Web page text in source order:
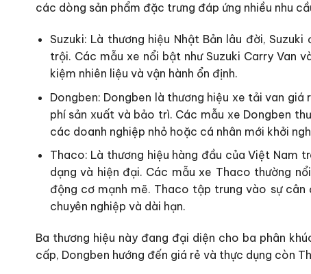
các dòng sản phẩm đặc trưng đáp ứng nhiều nhu
Suzuki: Là thương hiệu Nhật Bản lâu đời,
trội. Các mẫu xe nổi bật như Suzuki Carry Van
kiệm nhiên liệu và vận hành ổn định.
Dongben: Dongben là thương hiệu xe tải van
phí sản xuất và bảo trì. Các mẫu xe Dongben
các doanh nghiệp nhỏ hoặc cá nhân mới khởi
Thaco: Là thương hiệu hàng đầu của Việt Nam
dạng và hiện đại. Các mẫu xe Thaco thường
động cơ mạnh mẽ. Thaco tập trung vào sự
chuyên nghiệp và dài hạn.
Ba thương hiệu này đang đại diện cho ba phân
cấp, Dongben hướng đến giá rẻ và thực dụng còn